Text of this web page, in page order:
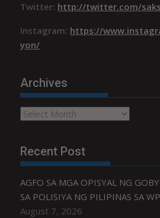
Twitter: http://twitter.com/
Instagram: https://
yon/
Archives
Archives
Recent Post
AGFO SA MGA OPISYAL NG
SA POLISIYA NG PILIPINAS SA
August 7, 2026